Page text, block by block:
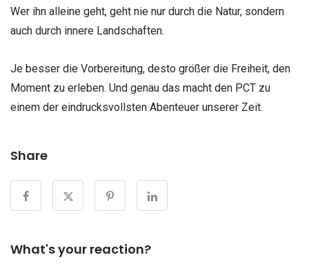
Wer ihn alleine geht, geht nie nur durch die Natur, sondern
auch durch innere Landschaften.
Je besser die Vorbereitung, desto größer die Freiheit, den
Moment zu erleben. Und genau das macht den PCT zu
einem der eindrucksvollsten Abenteuer unserer Zeit.
Share
What's your reaction?